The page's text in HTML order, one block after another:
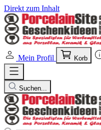
Direkt zum Inhalt
Mein Profil Korb
Suchen...